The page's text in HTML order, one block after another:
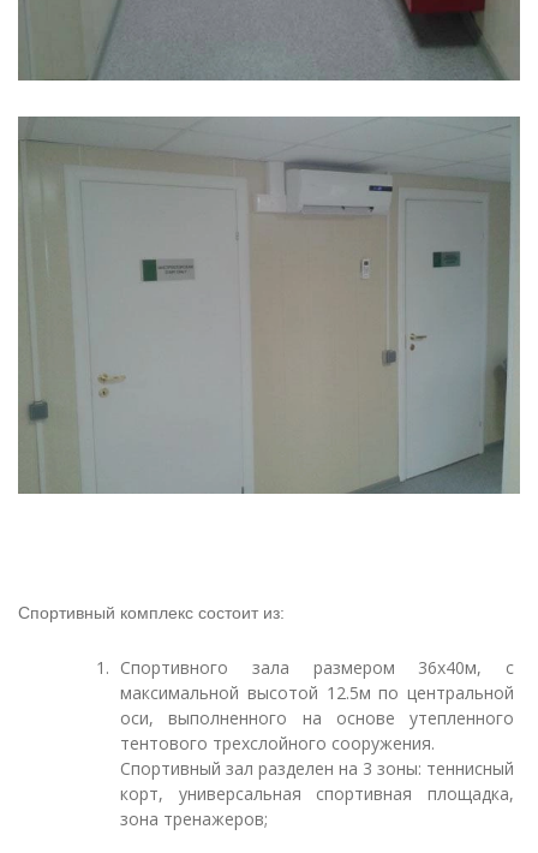
Спортивный комплекс состоит из:
Спортивного зала размером 36х40м, с
максимальной высотой 12.5м по центральной
оси, выполненного на основе утепленного
тентового трехслойного сооружения.
Спортивный зал разделен на 3 зоны: теннисный
корт, универсальная спортивная площадка,
зона тренажеров;